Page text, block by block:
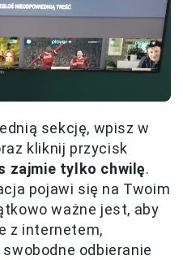
sekcję, wpisz w
kliknij przycisk
zajmie tylko chwilę.
pojawi się na Twoim
ważne jest, aby
z internetem,
odbieranie